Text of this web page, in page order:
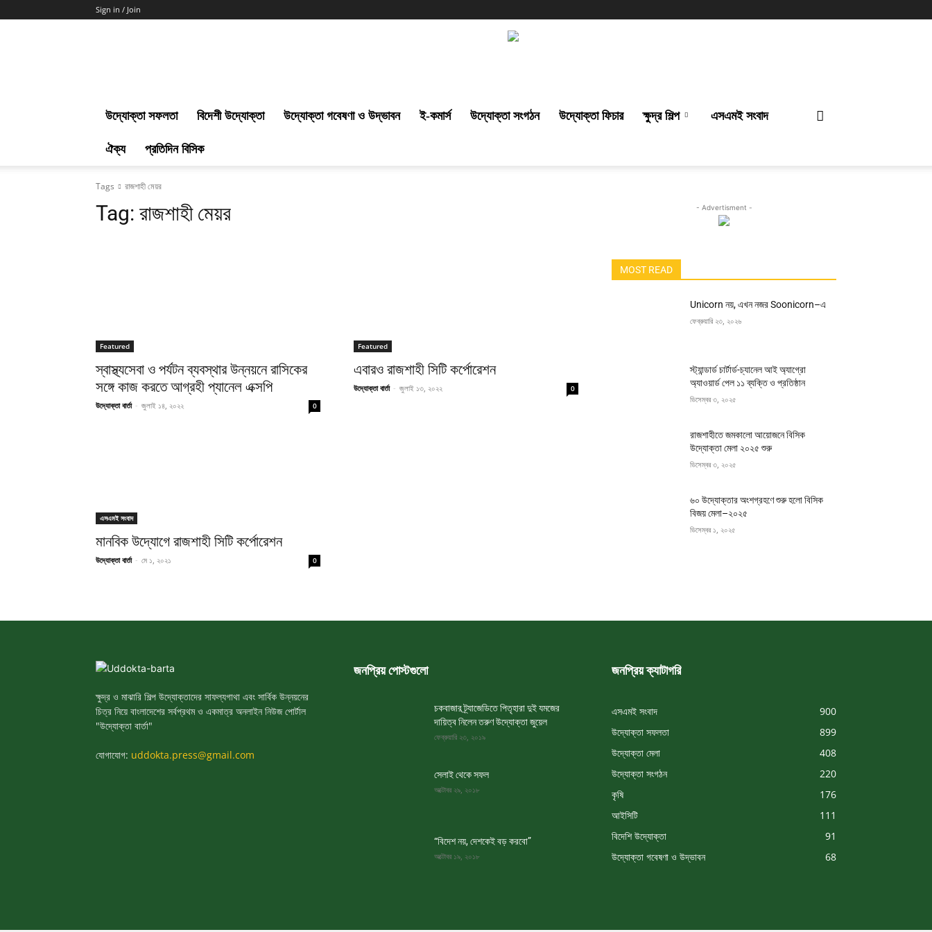
Sign in / Join
উদ্যোক্তা সফলতা বিদেশী উদ্যোক্তা উদ্যোক্তা গবেষণা ও উদ্ভাবন ই-কমার্স উদ্যোক্তা সংগঠন উদ্যোক্তা ফিচার ক্ষুদ্র শিল্প এসএমই সংবাদ
ঐক্য প্রতিদিন বিসিক
Tags রাজশাহী মেয়র
Tag: রাজশাহী মেয়র
Featured
স্বাস্থ্যসেবা ও পর্যটন ব্যবস্থার উন্নয়নে রাসিকের
সঙ্গে কাজ করতে আগ্রহী প্যানেল এক্সপি
উদ্যোক্তা বার্তা - জুলাই ১৪, ২০২২ 0
Featured
এবারও রাজশাহী সিটি কর্পোরেশন
উদ্যোক্তা বার্তা - জুলাই ১৩, ২০২২ 0
এসএমই সংবাদ
মানবিক উদ্যোগে রাজশাহী সিটি কর্পোরেশন
উদ্যোক্তা বার্তা - মে ১, ২০২১ 0
- Advertisment -
MOST READ
Unicorn নয়, এখন নজর Soonicorn–এ
ফেব্রুয়ারি ২৩, ২০২৬
স্ট্যান্ডার্ড চার্টার্ড-চ্যানেল আই অ্যাগ্রো
অ্যাওয়ার্ড পেল ১১ ব্যক্তি ও প্রতিষ্ঠান
ডিসেম্বর ৩, ২০২৫
রাজশাহীতে জমকালো আয়োজনে বিসিক
উদ্যোক্তা মেলা ২০২৫ শুরু
ডিসেম্বর ৩, ২০২৫
৬০ উদ্যোক্তার অংশগ্রহণে শুরু হলো বিসিক
বিজয় মেলা–২০২৫
ডিসেম্বর ১, ২০২৫
ক্ষুদ্র ও মাঝারি শিল্প উদ্যোক্তাদের সাফল্যগাথা এবং সার্বিক উন্নয়নের
চিত্র নিয়ে বাংলাদেশের সর্বপ্রথম ও একমাত্র অনলাইন নিউজ পোর্টাল
"উদ্যোক্তা বার্তা"
যোগাযোগ: uddokta.press@gmail.com
জনপ্রিয় পোস্টগুলো
চকবাজার ট্র্যাজেডিতে পিতৃহারা দুই যমজের
দায়িত্ব নিলেন তরুণ উদ্যোক্তা জুয়েল
ফেব্রুয়ারি ২৩, ২০১৯
সেলাই থেকে সফল
অক্টোবর ২৯, ২০১৮
“বিদেশ নয়, দেশকেই বড় করবো”
অক্টোবর ১৯, ২০১৮
জনপ্রিয় ক্যাটাগরি
এসএমই সংবাদ
900
উদ্যোক্তা সফলতা
899
উদ্যোক্তা মেলা
408
উদ্যোক্তা সংগঠন
220
কৃষি
176
আইসিটি
111
বিদেশি উদ্যোক্তা
91
উদ্যোক্তা গবেষণা ও উদ্ভাবন
68